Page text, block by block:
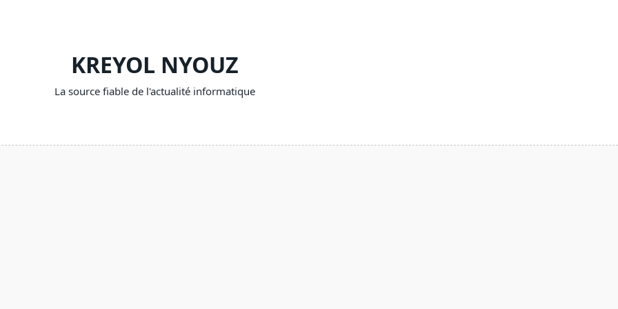
KREYOL NYOUZ
La source fiable de l'actualité informatique